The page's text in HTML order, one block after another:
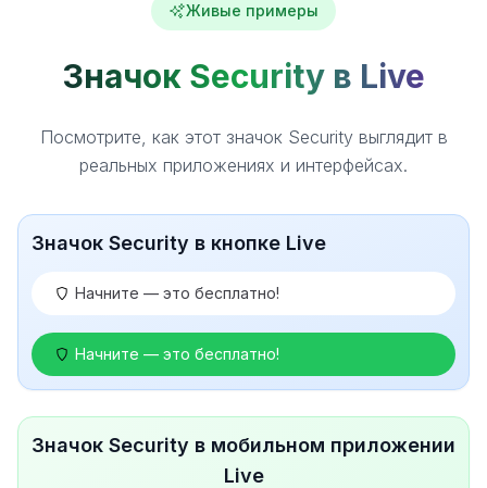
Живые примеры
Значок Security в Live
Посмотрите, как этот значок Security выглядит в
реальных приложениях и интерфейсах.
Значок Security в кнопке Live
Начните — это бесплатно!
Начните — это бесплатно!
Значок Security в мобильном приложении
Live